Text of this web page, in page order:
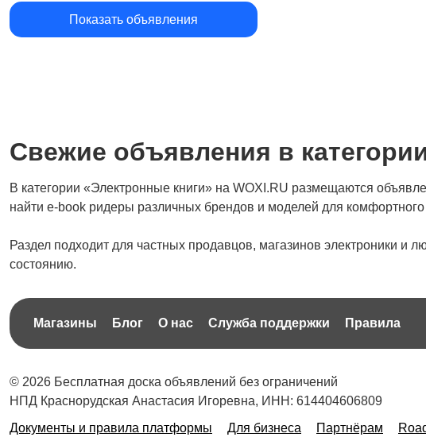
Показать объявления
Свежие объявления в
В категории «Электронные книги» на WOXI.RU размещаются
найти e-book ридеры различных брендов и моделей для
Раздел подходит для частных продавцов, магазинов электроники и
состоянию.
Магазины Блог О нас Служба поддержки Правила
© 2026 Бесплатная доска объявлений без ограничений
НПД Краснорудская Анастасия Игоревна, ИНН: 614404606809
Документы и правила платформы
Для бизнеса Партнёрам